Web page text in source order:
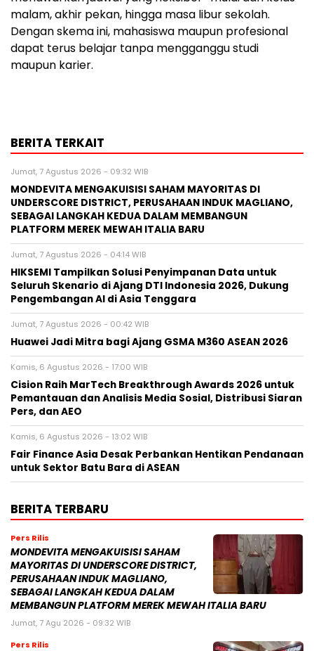
malam, akhir pekan, hingga masa libur sekolah.
Dengan skema ini, mahasiswa maupun profesional
dapat terus belajar tanpa mengganggu studi
maupun karier.
BERITA TERKAIT
Jumat, 7 Agustus 2026 - 09:32 WIB
MONDEVITA MENGAKUISISI SAHAM MAYORITAS DI
UNDERSCORE DISTRICT, PERUSAHAAN INDUK MAGLIANO,
SEBAGAI LANGKAH KEDUA DALAM MEMBANGUN
PLATFORM MEREK MEWAH ITALIA BARU
Jumat, 7 Agustus 2026 - 04:14 WIB
HIKSEMI Tampilkan Solusi Penyimpanan Data untuk
Seluruh Skenario di Ajang DTI Indonesia 2026, Dukung
Pengembangan AI di Asia Tenggara
Jumat, 7 Agustus 2026 - 00:42 WIB
Huawei Jadi Mitra bagi Ajang GSMA M360 ASEAN 2026
Kamis, 6 Agustus 2026 - 17:00 WIB
Cision Raih MarTech Breakthrough Awards 2026 untuk
Pemantauan dan Analisis Media Sosial, Distribusi Siaran
Pers, dan AEO
Kamis, 6 Agustus 2026 - 13:02 WIB
Fair Finance Asia Desak Perbankan Hentikan Pendanaan
untuk Sektor Batu Bara di ASEAN
BERITA TERBARU
Pers Rilis
MONDEVITA MENGAKUISISI SAHAM
MAYORITAS DI UNDERSCORE DISTRICT,
PERUSAHAAN INDUK MAGLIANO,
SEBAGAI LANGKAH KEDUA DALAM
MEMBANGUN PLATFORM MEREK MEWAH ITALIA BARU
Jumat, 7 Agu 2026 - 09:32 WIB
Pers Rilis